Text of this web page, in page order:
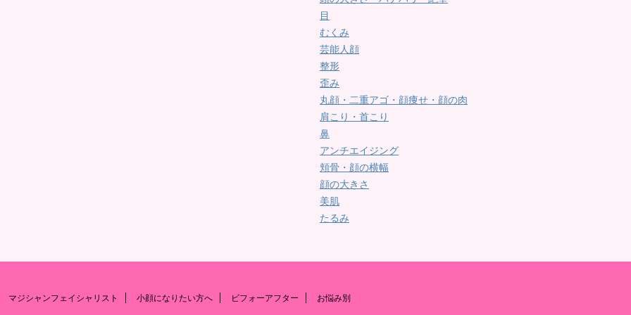
目
むくみ
芸能人顔
整形
歪み
丸顔・二重アゴ・顔痩せ・顔の肉
肩こり・首こり
鼻
アンチエイジング
頬骨・顔の横幅
顔の大きさ
美肌
たるみ
マジシャンフェイシャリスト 小顔になりたい方へ ビフォーアフター お悩み別